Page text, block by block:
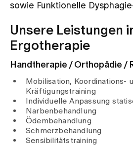
Aktuelles
Kontakt
Babygalerie
Blog
Medien
Publikationen
sowie Funktionelle
Unsere Leistungen
Ergotherapie
Handtherapie / Orthopädie /
Mobilisation, Koordinations-
Kräftigungstraining
Individuelle Anpassung
Narbenbehandlung
Ödembehandlung
Schmerzbehandlung
Sensibilitätstraining